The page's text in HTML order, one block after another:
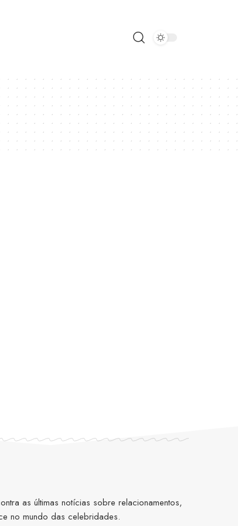
as últimas notícias sobre relacionamentos,
no mundo das celebridades.